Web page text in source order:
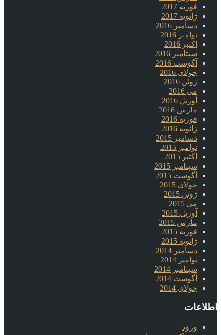
فوریه 2017
ژانویه 2017
دسامبر 2016
نوامبر 2016
اکتبر 2016
سپتامبر 2016
آگوست 2016
جولای 2016
ژوئن 2016
می 2016
آوریل 2016
مارس 2016
فوریه 2016
ژانویه 2016
دسامبر 2015
نوامبر 2015
اکتبر 2015
سپتامبر 2015
آگوست 2015
جولای 2015
ژوئن 2015
می 2015
آوریل 2015
مارس 2015
فوریه 2015
ژانویه 2015
دسامبر 2014
نوامبر 2014
سپتامبر 2014
آگوست 2014
جولای 2014
اطلاعات
ورود